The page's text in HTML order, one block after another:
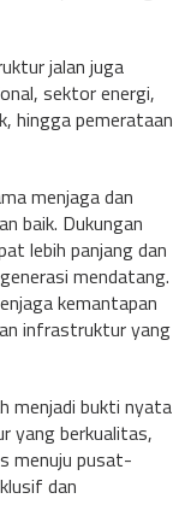
jalan juga
sektor energi,
hingga pemerataan
menjaga dan
baik. Dukungan
lebih panjang dan
mendatang.
kemantapan
infrastruktur yang
menjadi bukti nyata
yang berkualitas,
menuju pusat-
dan